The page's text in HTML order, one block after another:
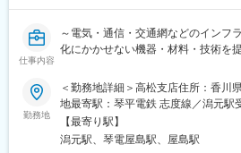
◇アプローチ方法：訪問、WEB、展
◇関わる人：メーカー・協力会社、
◇出張頻度：所属GRやキャリアに寄
1回/週、四国外だと月1回程：度
◇営業エリア：四国内or関東or関西
■当社の魅力：
・年商は120億円を超え、利益も安定
仕事内容
～電気・通信・交通網などのインフ
化にかかせない機器・材料・技術を
■業務内容：
産業用太陽光発電の設計から施工・
官民連携案件にも取り組んでいます
検討しながら、再生可能エネルギー
勤務地
＜勤務地詳細＞高松支店住所：香川
地最寄駅：琴平電鉄 志度線／潟元駅
変更の範囲：会社の定める事業所
【最寄り駅】
潟元駅、琴電屋島駅、屋島駅